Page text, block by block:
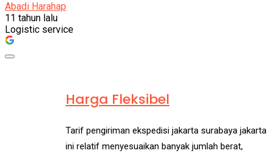
Abadi Harahap
11 tahun lalu
Logistic service
Harga Fleksibel
Tarif pengiriman ekspedisi jakarta surabaya jakarta
ini relatif menyesuaikan banyak jumlah berat,